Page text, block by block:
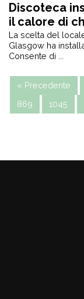
Discoteca
il calore di
bolletta
La scelta del
Glasgow ha
Consente di ...
« Precedente
869
1045